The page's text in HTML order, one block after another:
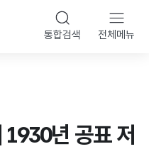
통합검색 전체메뉴
년 공표 저